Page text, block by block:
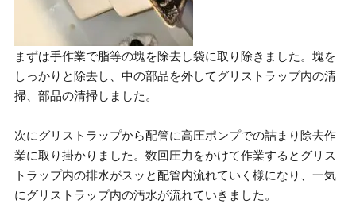
まずは手作業で脂等の塊を除去し袋に取り除きました。塊を
しっかりと除去し、中の部品を外してグリストラップ内の清
掃、部品の清掃しました。
次にグリストラップから配管に高圧ポンプでの詰まり除去作
業に取り掛かりました。数回圧力をかけて作業するとグリス
トラップ内の排水がスッと配管内流れていく様になり、一気
にグリストラップ内の汚水が流れていきました。